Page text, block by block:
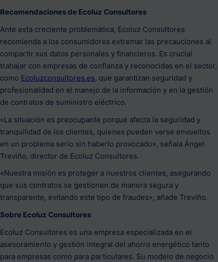
Recomendaciones de Ecoluz Consultores
Ante esta creciente problemática, Ecoluz Consultores
recomienda a los consumidores extremar las precauciones al
compartir sus datos personales y financieros. Es crucial
trabajar con empresas de confianza y reconocidas en el sector,
como Ecoluzconsultores.es, que garantizan seguridad y
profesionalidad en el manejo de la información y en la gestión
de contratos de suministro eléctrico.
«La situación es preocupante porque afecta la seguridad y
tranquilidad de los clientes, quienes pueden verse envueltos
en un problema serio sin haberlo provocado», señala Ángel
Treviño, director de Ecoluz Consultores.
«Nuestra misión es proteger a nuestros clientes, asegurando
que sus contratos se gestionen de manera segura y
transparente, evitando este tipo de fraudes», añade Treviño.
Sobre Ecoluz Consultores
Ecoluz Consultores es una empresa especializada en el
asesoramiento y gestión integral del ahorro energético tanto
para empresas como para particulares. Su modelo de negocio